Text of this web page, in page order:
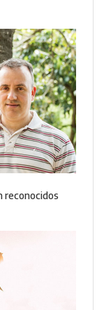
reconocidos